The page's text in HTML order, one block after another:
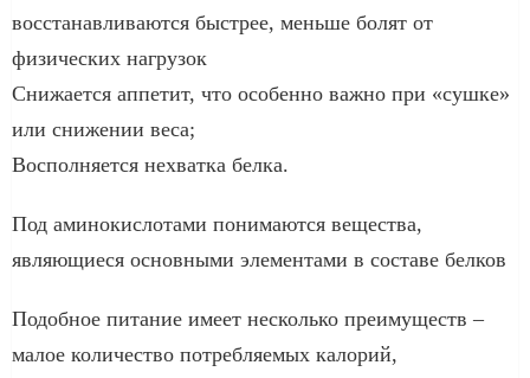
восстанавливаются быстрее, меньше болят от
физических нагрузок
Снижается аппетит, что особенно важно при «сушке»
или снижении веса;
Восполняется нехватка белка.
Под аминокислотами понимаются вещества,
являющиеся основными элементами в составе белков
Подобное питание имеет несколько преимуществ –
малое количество потребляемых калорий,